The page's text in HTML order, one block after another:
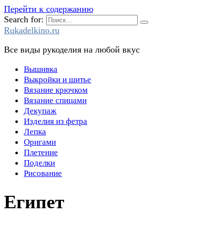
Перейти к содержанию
Search for:
Rukadelkino.ru
Все виды рукоделия на любой вкус
Вышивка
Выкройки и шитье
Вязание крючком
Вязание спицами
Декупаж
Изделия из фетра
Лепка
Оригами
Плетение
Поделки
Рисование
Египет